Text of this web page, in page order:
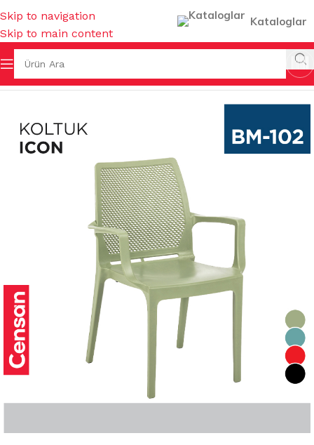
Skip to navigation
Skip to main content
Kataloglar
/ SANDALYE & KOLTUK & MİNDER